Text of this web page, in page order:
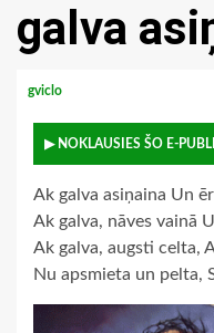
galva
gviclo
▶ NOKLAUSIES ŠO E-
Ak galva asiņaina Un
Ak galva, nāves vainā
Ak galva, augsti celta,
Nu apsmieta un pelta,